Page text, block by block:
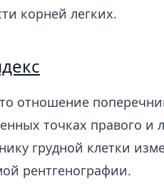
корней легких.
отношение
точках правого и
грудной клетки
рентгенографии.